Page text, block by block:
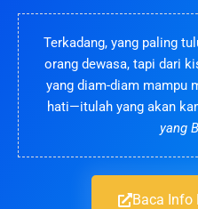
Terkadang, yang paling
orang dewasa, tapi dari
yang diam-diam mampu
hati—itulah yang akan
yang
Baca Info